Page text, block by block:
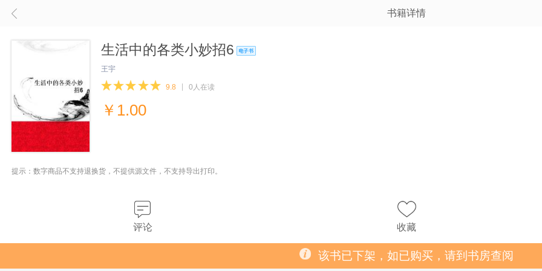
书籍详情
生活中的各类小妙招6
王宇
9.8 0人在读
￥ 1.00
提示：数字商品不支持退换货，不提供源文件，不支持导出打印。
评论 收藏
该书已下架，如已购买，请到书房查阅